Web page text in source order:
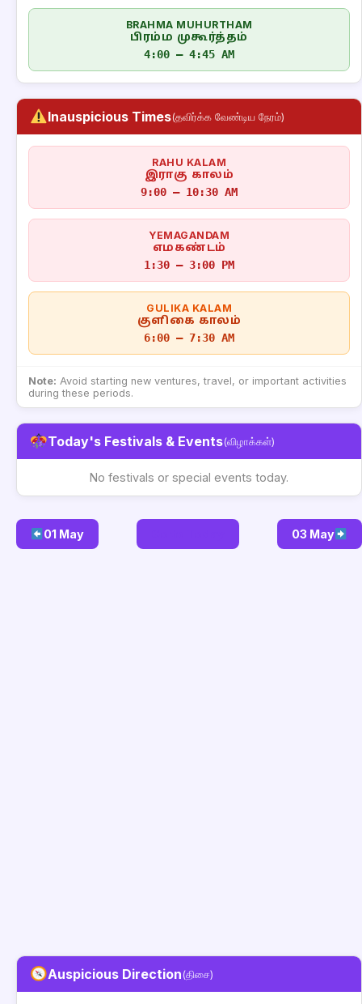
BRAHMA MUHURTHAM
பிரம்ம முகூர்த்தம்
4:00 – 4:45 AM
Inauspicious Times(தவிர்க்க வேண்டிய நேரம்)
RAHU KALAM
இராகு காலம்
9:00 – 10:30 AM
YEMAGANDAM
எமகண்டம்
1:30 – 3:00 PM
GULIKA KALAM
குளிகை காலம்
6:00 – 7:30 AM
Note: Avoid starting new ventures, travel, or important activities
during these periods.
Today's Festivals & Events(விழாக்கள்)
No festivals or special events today.
01 May 03 May
Auspicious Direction(திசை)